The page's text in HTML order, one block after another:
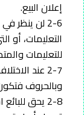
إعلان البيع.
2-6 لن
التعليمات، أو
للتعليمات
2-7 عند
وبالحروف
2-8 يحق